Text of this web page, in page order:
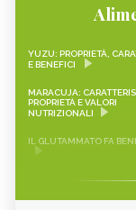
YUZU: PROPRIETÀ,
E BENEFICI
MARACUJA:
PROPRIETÀ E VALORI
NUTRIZIONALI
IL GLUTAMMATO FA
FRAGOLINE DI BOSCO
RICETTE